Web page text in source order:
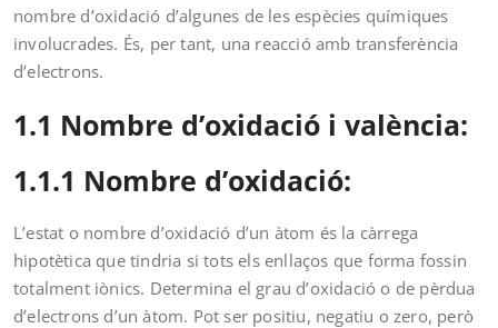
nombre d’oxidació d’algunes de les espècies químiques
involucrades. És, per tant, una reacció amb transferència
d’electrons.
1.1 Nombre d’oxidació i valència:
1.1.1 Nombre d’oxidació:
L’estat o nombre d’oxidació d’un àtom és la càrrega
hipotètica que tindria si tots els enllaços que forma fossin
totalment iònics. Determina el grau d’oxidació o de pèrdua
d’electrons d’un àtom. Pot ser positiu, negatiu o zero, però